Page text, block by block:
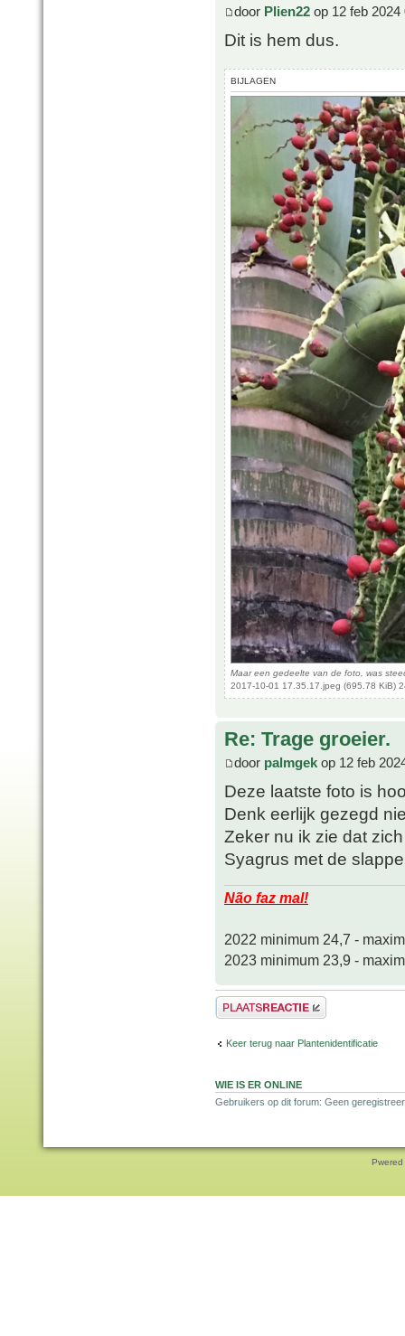
door Plien22 op 12 feb 2024
Dit is hem dus.
BIJLAGEN
Maar een gedeelte van de foto, was
2017-10-01 17.35.17.jpeg (695.78 KiB)
Re: Trage groeier.
door palmgek op 12 feb
Deze laatste foto is
Denk eerlijk gezegd
Zeker nu ik zie dat
Syagrus met de
Não faz mal!
2022 minimum 24,7 -
2023 minimum 23,9 -
Plaats een reactie
Keer terug naar Plantenidentificatie
WIE IS ER ONLINE
Gebruikers op dit forum: Geen